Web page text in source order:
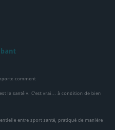
comment
la santé ». C’est vrai… à condition de bien
entre sport santé, pratiqué de manière